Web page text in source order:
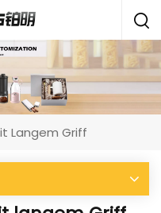
Langem Griff